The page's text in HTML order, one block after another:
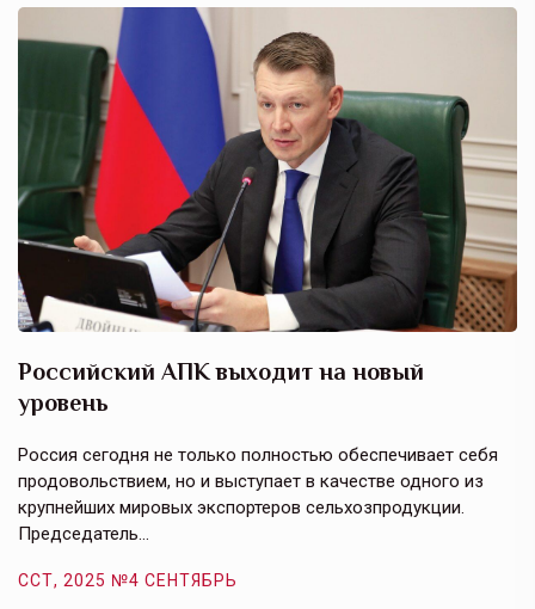
Российский АПК выходит на новый
уровень
Россия сегодня не только полностью обеспечивает себя
продовольствием, но и выступает в качестве одного из
крупнейших мировых экспортеров сельхозпродукции.
Председатель…
ССТ, 2025 №4 СЕНТЯБРЬ